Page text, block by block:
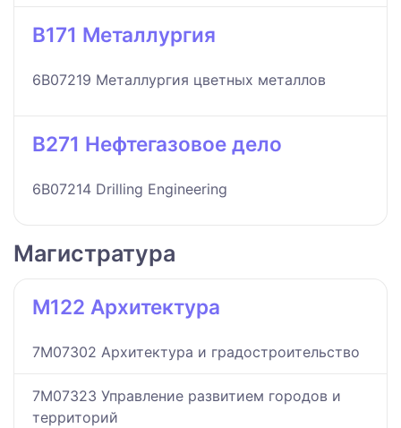
B171 Металлургия
6B07219 Металлургия цветных металлов
B271 Нефтегазовое дело
6B07214 Drilling Engineering
Магистратура
M122 Архитектура
7M07302 Архитектура и градостроительство
7M07323 Управление развитием городов и
территорий